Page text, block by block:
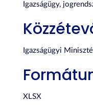
Igazságügy,
Igazságügyi
XLSX